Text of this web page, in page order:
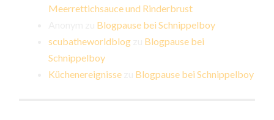
Meerrettichsauce und Rinderbrust
Blogpause bei Schnippelboy
scubatheworldblog
Blogpause bei
Schnippelboy
Küchenereignisse
Blogpause bei Schnippelboy